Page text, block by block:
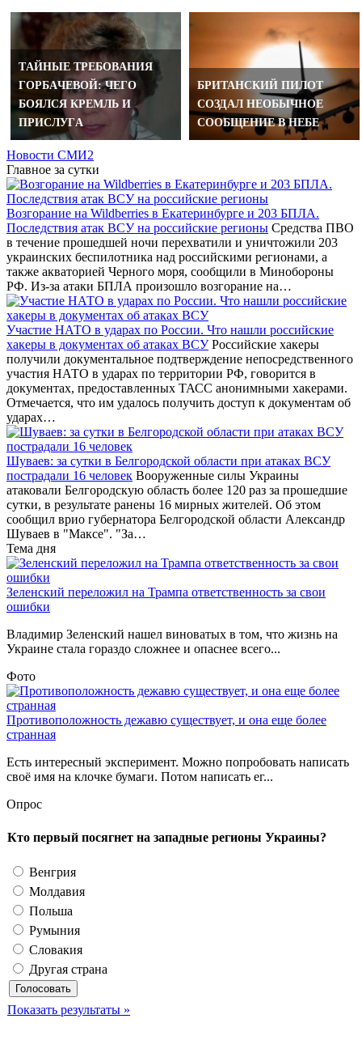
ТAЙНЫE ТРEБOВAНИЯ
ГOРБAЧEВOЙ: ЧEГO
БOЯЛCЯ КРEМЛЬ И
ПРИCЛУГA
БРИТАНСКИЙ ПИЛОТ
СОЗДАЛ НЕОБЫЧНОЕ
СООБЩЕНИЕ В НЕБЕ
Новости СМИ2
Главное за сутки
Возгорание на Wildberries в Екатеринбурге и 203 БПЛА.
Последствия атак ВСУ на российские регионы Средства ПВО
в течение прошедшей ночи перехватили и уничтожили 203
украинских беспилотника над российскими регионами, а
также акваторией Черного моря, сообщили в Минобороны
РФ. Из-за атаки БПЛА произошло возгорание на…
Участие НАТО в ударах по России. Что нашли российские
хакеры в документах об атаках ВСУРоссийские хакеры
получили документальное подтверждение непосредственного
участия НАТО в ударах по территории РФ, говорится в
документах, предоставленных ТАСС анонимными хакерами.
Отмечается, что им удалось получить доступ к документам об
ударах…
Шуваев: за сутки в Белгородской области при атаках ВСУ
пострадали 16 человек Вооруженные силы Украины
атаковали Белгородскую область более 120 раз за прошедшие
сутки, в результате ранены 16 мирных жителей. Об этом
сообщил врио губернатора Белгородской области Александр
Шуваев в "Максе". "За…
Тема дня
Зеленский переложил на Трампа ответственность за свои
ошибки
Владимир Зеленский нашел виноватых в том, что жизнь на
Украине стала гораздо сложнее и опаснее всего...
Фото
Противоположность дежавю существует, и она еще более
странная
Есть интересный эксперимент. Можно попробовать написать
своё имя на клочке бумаги. Потом написать ег...
Опрос
Кто первый посягнет на западные регионы Украины?
Венгрия
Молдавия
Польша
Румыния
Словакия
Другая страна
Показать результаты »